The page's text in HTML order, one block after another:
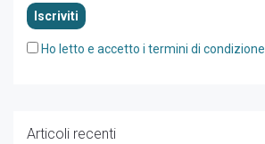
Ho letto e accetto i termini di condizione
Articoli recenti